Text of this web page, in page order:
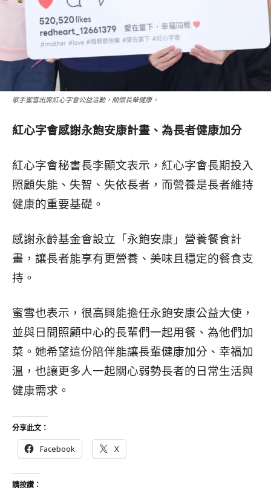
歌手蜜雪出席紅心字會公益活動，關懷長輩健康。
紅心字會感謝永飽安康計畫、為長者健康加分
紅心字會秘書長李顯文表示，紅心字會長期投入
照顧失能、失智、失依長者，而營養是長者維持
健康的重要基礎。
感謝永齡基金會設立「永飽安康」營養餐食計
畫，讓長者能享有更營養、美味且穩定的餐食支
持。
蜜雪也表示，很高興能擔任永飽安康公益大使，
並與日間照顧中心的長輩們一起用餐、為他們加
菜。她希望這份陪伴能讓長輩健康加分、幸福加
溫，也讓更多人一起關心弱勢長者的日常生活與
健康需求。
分享此文：
Facebook X
請按讚：